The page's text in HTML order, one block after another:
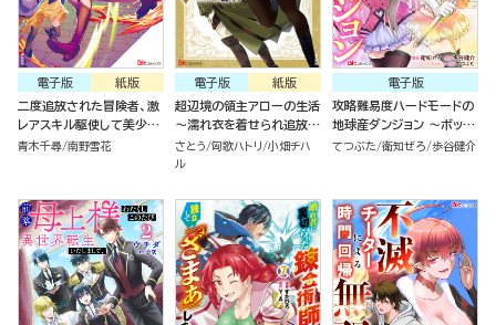
紙版
電子版
二度追放された冒険者、激
レアスキル駆使して美少女
軍団を育成中！ コミック版
青木千尋 南野雪花
紙版
電子版
超辺境の領主アローの生活
～濡れ衣を着せられ追放さ
れましたが、二人の女神と
新生活を送ります～ コミッ
さとう 匈歌ハトリ 小畑チハ
ル
電子版
攻略難易度ハードモードの
地球産ダンジョン ～ボッチ
が異世界の少女たちと、余
てつぶた 衛知ぜろ 歩谷健介